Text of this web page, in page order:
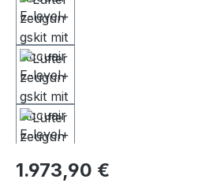
Regulärer Preis:
1.973,90 €